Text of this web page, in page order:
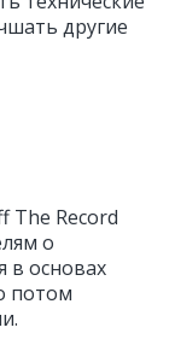
другие
The Record
о
в основах
потом